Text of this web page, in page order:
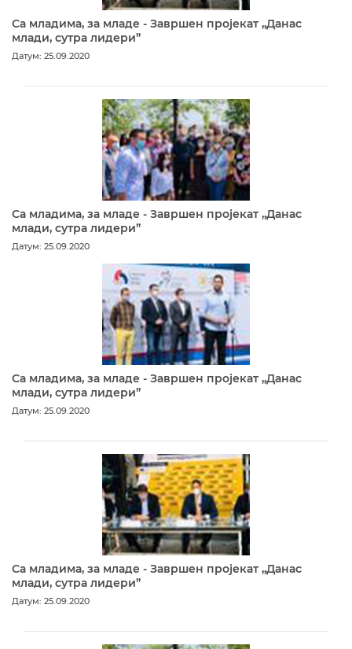
Са младима, за младе - Завршен пројекат „Данас
млади, сутра лидери”
Датум: 25.09.2020
Са младима, за младе - Завршен пројекат „Данас
млади, сутра лидери”
Датум: 25.09.2020
Са младима, за младе - Завршен пројекат „Данас
млади, сутра лидери”
Датум: 25.09.2020
Са младима, за младе - Завршен пројекат „Данас
млади, сутра лидери”
Датум: 25.09.2020